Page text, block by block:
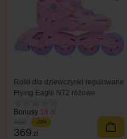
Rolki dla dziewczynki regulowane
Flying Eagle NT2 różowe
Bonusy 18 zł
-23%
369 zł